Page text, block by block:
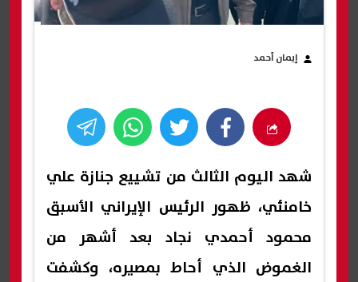
إيمان أحمد
شهد اليوم الثالث من تشييع جنازة علي
خامنئي، ظهور الرئيس الإيراني الأسبق
محمود أحمدي نجاد بعد أشهر من
الغموض الذي أحاط بمصيره، وكشفت